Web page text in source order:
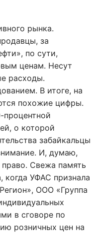
рынка.
за
по сути,
ценам. Несут
расходы.
В итоге, на
похожие цифры.
процентной
о которой
забайкальцы
И, думаю,
Свежа память
когда УФАС признала
ООО «Группа
в сговоре по
розничных цен на